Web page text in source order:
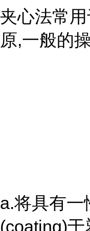
夹心法常
原,一般的
a.将具有一
(coating)